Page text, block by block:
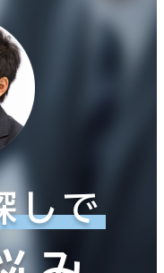
しで